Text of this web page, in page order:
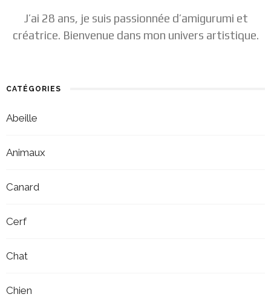
J’ai 28 ans, je suis passionnée d’amigurumi et
créatrice. Bienvenue dans mon univers artistique.
CATÉGORIES
Abeille
Animaux
Canard
Cerf
Chat
Chien